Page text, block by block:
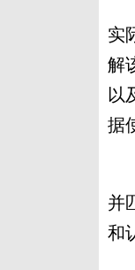
实
解
以
据
并
和